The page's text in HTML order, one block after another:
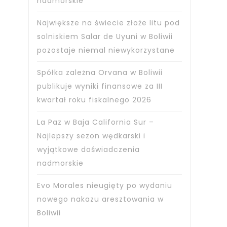
Największe na świecie złoże litu pod
solniskiem Salar de Uyuni w Boliwii
pozostaje niemal niewykorzystane
Spółka zależna Orvana w Boliwii
publikuje wyniki finansowe za III
kwartał roku fiskalnego 2026
La Paz w Baja California Sur –
Najlepszy sezon wędkarski i
wyjątkowe doświadczenia
nadmorskie
Evo Morales nieugięty po wydaniu
nowego nakazu aresztowania w
Boliwii